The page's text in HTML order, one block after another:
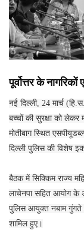
पूर्वोत्तर के
नई दिल्ली, 24 मार्च
बच्चों की सुरक्षा को
माेतीबाग स्थित
दिल्ली पुलिस की विशेष
बैठक में सिक्किम राज्य
लाचेनपा सहित आयोग के
पुलिस आयुक्त नबाम गुंगते
शामिल हुए।